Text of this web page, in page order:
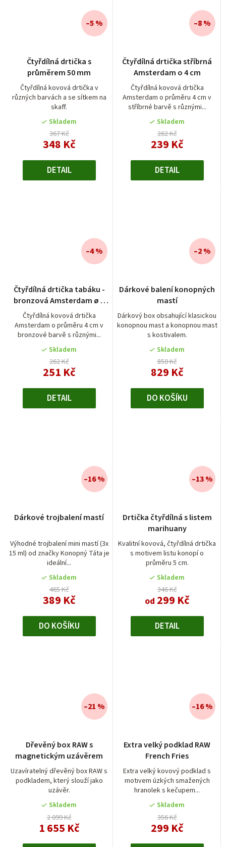
Čtyřdílná drtička s
průměrem 50 mm
Čtyřdílná kovová drtička v
různých barvách a se sítkem na
skaff.
hodnocení
produktu
je
4,5
z
5
hvězdiček.
Skladem
367 Kč
348 Kč
–5 %
DETAIL
Čtyřdílná drtička stříbrná
Amsterdam o 4 cm
Čtyřdílná kovová drtička
Amsterdam o průměru 4 cm v
stříbrné barvě s různými...
Skladem
262 Kč
239 Kč
–8 %
DETAIL
Čtyřdílná drtička tabáku -
bronzová Amsterdam ø 4
cm
Čtyřdílná kovová drtička
Amsterdam o průměru 4 cm v
bronzové barvě s různými...
Skladem
262 Kč
251 Kč
–4 %
DETAIL
Dárkové balení konopných
mastí
Dárkový box obsahující klasickou
konopnou mast a konopnou mast
s kostivalem.
Skladem
850 Kč
829 Kč
–2 %
DO KOŠÍKU
Dárkové trojbalení mastí
Výhodné trojbalení mini mastí (3x
15 ml) od značky Konopný Táta je
ideální...
Skladem
465 Kč
389 Kč
–16 %
DO KOŠÍKU
Drtička čtyřdílná s listem
marihuany
Kvalitní kovová, čtyřdílná drtička
s motivem listu konopí o
průměru 5 cm.
hodnocení
produktu
je
5,0
z
5
hvězdiček.
Skladem
346 Kč
od 299 Kč
–13 %
DETAIL
Dřevěný box RAW s
magnetickým uzávěrem
Uzavíratelný dřevěný box RAW s
podkladem, který slouží jako
uzávěr.
Skladem
2 099 Kč
1 655 Kč
–21 %
Extra velký podklad RAW
French Fries
Extra velký kovový podklad s
motivem úzkých smažených
hranolek s kečupem...
Skladem
356 Kč
299 Kč
–16 %